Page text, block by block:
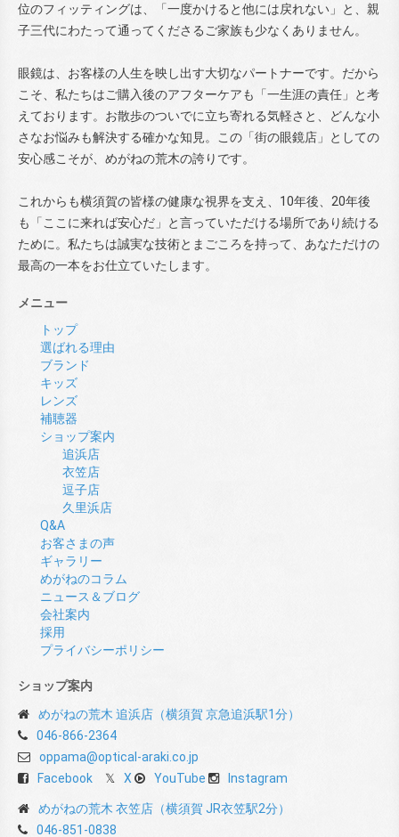
位のフィッティングは、「一度かけると他には戻れない」と、親
子三代にわたって通ってくださるご家族も少なくありません。
眼鏡は、お客様の人生を映し出す大切なパートナーです。だから
こそ、私たちはご購入後のアフターケアも「一生涯の責任」と考
えております。お散歩のついでに立ち寄れる気軽さと、どんな小
さなお悩みも解決する確かな知見。この「街の眼鏡店」としての
安心感こそが、めがねの荒木の誇りです。
これからも横須賀の皆様の健康な視界を支え、10年後、20年後
も「ここに来れば安心だ」と言っていただける場所であり続ける
ために。私たちは誠実な技術とまごころを持って、あなただけの
最高の一本をお仕立ていたします。
メニュー
トップ
選ばれる理由
ブランド
キッズ
レンズ
補聴器
ショップ案内
追浜店
衣笠店
逗子店
久里浜店
Q&A
お客さまの声
ギャラリー
めがねのコラム
ニュース＆ブログ
会社案内
採用
プライバシーポリシー
ショップ案内
めがねの荒木 追浜店（横須賀 京急追浜駅1分）
046-866-2364
oppama@optical-araki.co.jp
Facebook
X YouTube Instagram
めがねの荒木 衣笠店（横須賀 JR衣笠駅2分）
046-851-0838